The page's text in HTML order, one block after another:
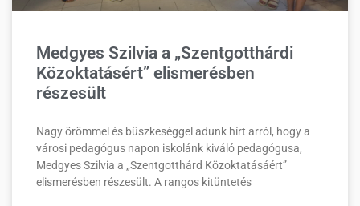
Medgyes Szilvia a „Szentgotthárdi
Közoktatásért” elismerésben
részesült
Nagy örömmel és büszkeséggel adunk hírt arról, hogy a
városi pedagógus napon iskolánk kiváló pedagógusa,
Medgyes Szilvia a „Szentgotthárd Közoktatásáért”
elismerésben részesült. A rangos kitüntetés